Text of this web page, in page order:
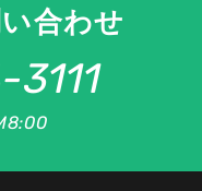
客様が必ず確認
です。ここで魅力
がりません。また
合わせ